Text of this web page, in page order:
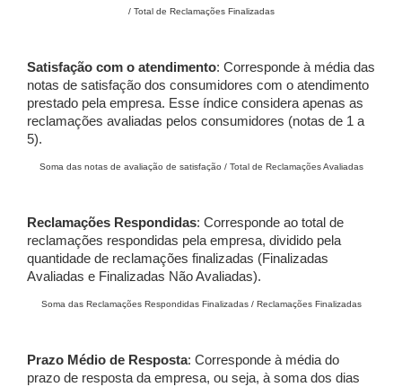
/ Total de Reclamações Finalizadas
Satisfação com o atendimento: Corresponde à média das
notas de satisfação dos consumidores com o atendimento
prestado pela empresa. Esse índice considera apenas as
reclamações avaliadas pelos consumidores (notas de 1 a
5).
Soma das notas de avaliação de satisfação / Total de Reclamações Avaliadas
Reclamações Respondidas: Corresponde ao total de
reclamações respondidas pela empresa, dividido pela
quantidade de reclamações finalizadas (Finalizadas
Avaliadas e Finalizadas Não Avaliadas).
Soma das Reclamações Respondidas Finalizadas / Reclamações Finalizadas
Prazo Médio de Resposta: Corresponde à média do
prazo de resposta da empresa, ou seja, à soma dos dias